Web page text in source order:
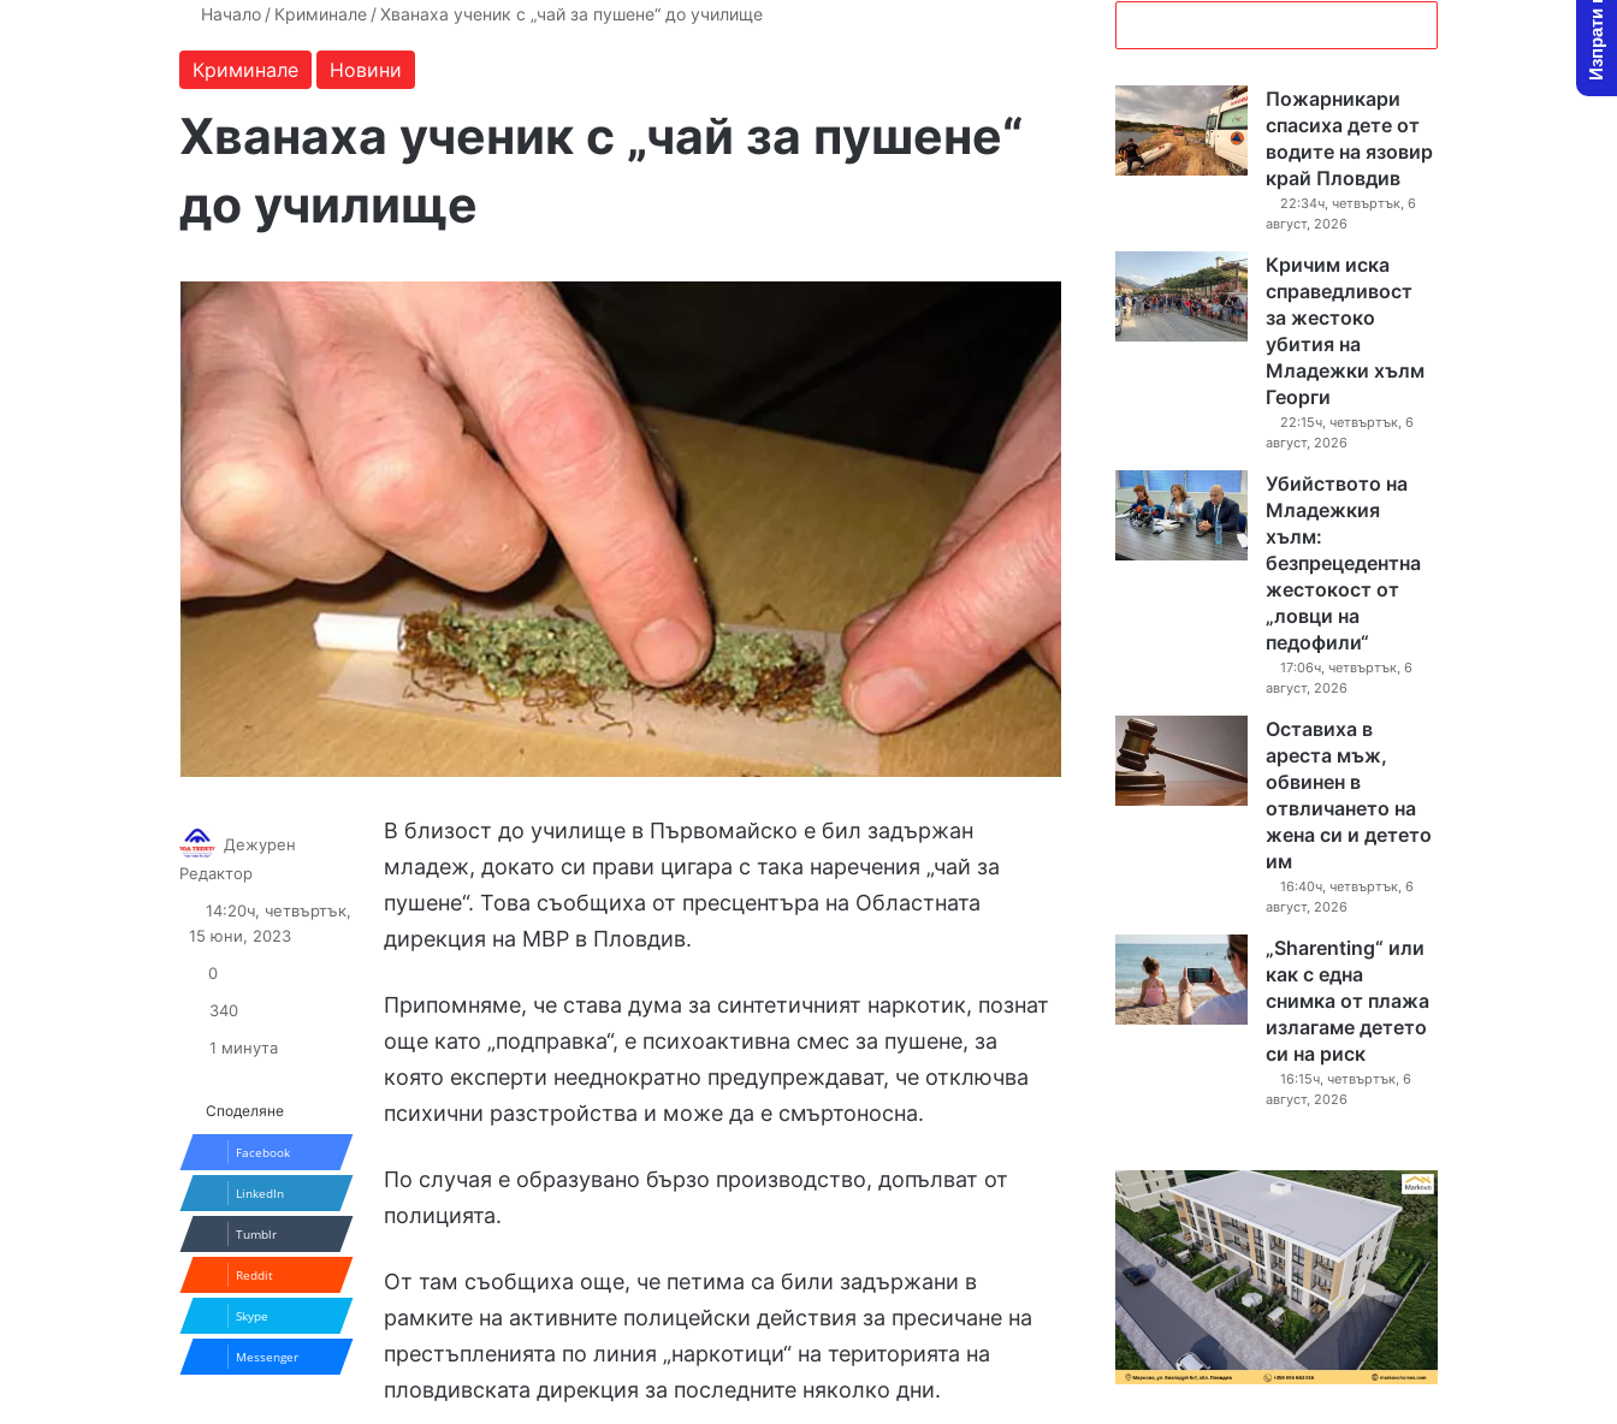
Начало / Криминале / Хванаха ученик с „чай за пушене“ до училище
Криминале Новини
Хванаха ученик с „чай за пушене“
до училище
В близост до училище в Първомайско е бил задържан
младеж, докато си прави цигара с така наречения „чай за
пушене“. Това съобщиха от пресцентъра на Областната
дирекция на МВР в Пловдив.
Припомняме, че става дума за синтетичният наркотик, познат
още като „подправка“, е психоактивна смес за пушене, за
която експерти нееднократно предупреждават, че отключва
психични разстройства и може да е смъртоносна.
По случая е образувано бързо производство, допълват от
полицията.
От там съобщиха още, че петима са били задържани в
рамките на активните полицейски действия за пресичане на
престъпленията по линия „наркотици“ на територията на
пловдивската дирекция за последните няколко дни.
Дежурен
Редактор
X email
14:20ч, четвъртък,
15 юни, 2023
0
340
1 минута
Споделяне
Facebook
LinkedIn
Tumblr
Reddit
Skype
Messenger
Пожарникари
спасиха дете от
водите на язовир
край Пловдив
22:34ч, четвъртък, 6
август, 2026
Кричим иска
справедливост
за жестоко
убития на
Младежки хълм
Георги
22:15ч, четвъртък, 6
август, 2026
Убийството на
Младежкия
хълм:
безпрецедентна
жестокост от
„ловци на
педофили“
17:06ч, четвъртък, 6
август, 2026
Оставиха в
ареста мъж,
обвинен в
отвличането на
жена си и детето
им
16:40ч, четвъртък, 6
август, 2026
„Sharenting“ или
как с една
снимка от плажа
излагаме детето
си на риск
16:15ч, четвъртък, 6
август, 2026